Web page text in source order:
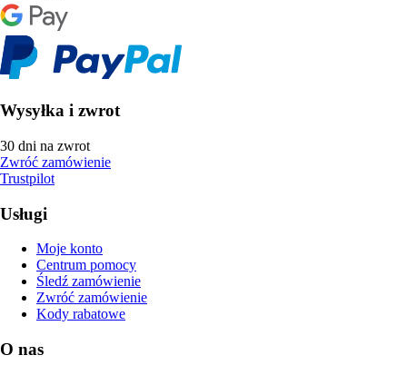
Wysyłka i zwrot
30 dni na zwrot
Zwróć zamówienie
Trustpilot
Usługi
Moje konto
Centrum pomocy
Śledź zamówienie
Zwróć zamówienie
Kody rabatowe
O nas